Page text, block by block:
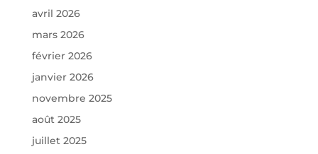
avril 2026
mars 2026
février 2026
janvier 2026
novembre 2025
août 2025
juillet 2025